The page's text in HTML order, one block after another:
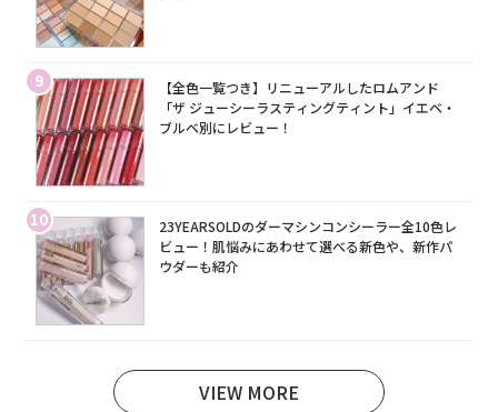
9
【全色一覧つき】リニューアルしたロムアンド
「ザ ジューシーラスティングティント」イエベ・
ブルベ別にレビュー！
10
23YEARSOLDのダーマシンコンシーラー全10色レ
ビュー！肌悩みにあわせて選べる新色や、新作パ
ウダーも紹介
VIEW MORE